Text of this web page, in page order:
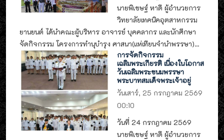
นายพิเชษฐ์ หาดี ผู้อำนวยการ
วิทยาลัยเทคนิคอุตสาหกรรม
ยานยนต์ ได้นำคณะผู้บริหาร อาจารย์ บุคคลากร และนักศึกษา
จัดกิจกรรม โครงการทำนุบำรุง ศาสนา(แห่เทียนจำนำพรรษา)...
การจัดกิจกรรม
เฉลิมพระเกียรติ เนื่องในโอกาส
วันเฉลิมพระชนมพรรษา
พระบาทสมเด็จพระเจ้าอยู่
วันเสาร์, 25 กรกฎาคม 2569
00:10
วันที่ 24 กรกฎาคม 2569
นายพิเชษฐ์ หาดี ผู้อำนวยการ